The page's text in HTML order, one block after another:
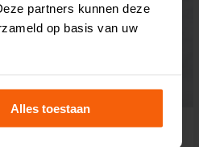
partners kunnen deze
op basis van uw
Alles toestaan